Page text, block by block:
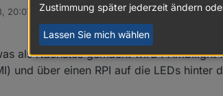
sich als Presets abspeichern und aus einzelnen
verderben das alles selbst zu erkunden.
20:07
als Nächstes gemacht wird . Ambilight
und über einen RPI auf die LEDs hinter
Zustimmung später jederzeit ändern
Lassen Sie mich wählen